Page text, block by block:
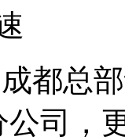
都总
司，